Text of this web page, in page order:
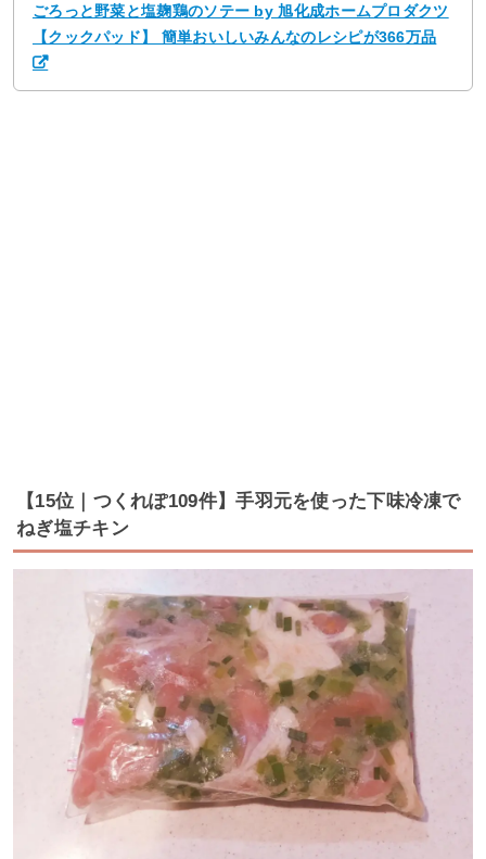
ごろっと野菜と塩麹鶏のソテー by 旭化成ホームプロダクツ
【クックパッド】 簡単おいしいみんなのレシピが366万品
【15位｜つくれぽ109件】手羽元を使った下味冷凍で
ねぎ塩チキン